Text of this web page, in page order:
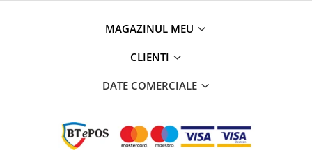
MAGAZINUL MEU
CLIENTI
DATE COMERCIALE